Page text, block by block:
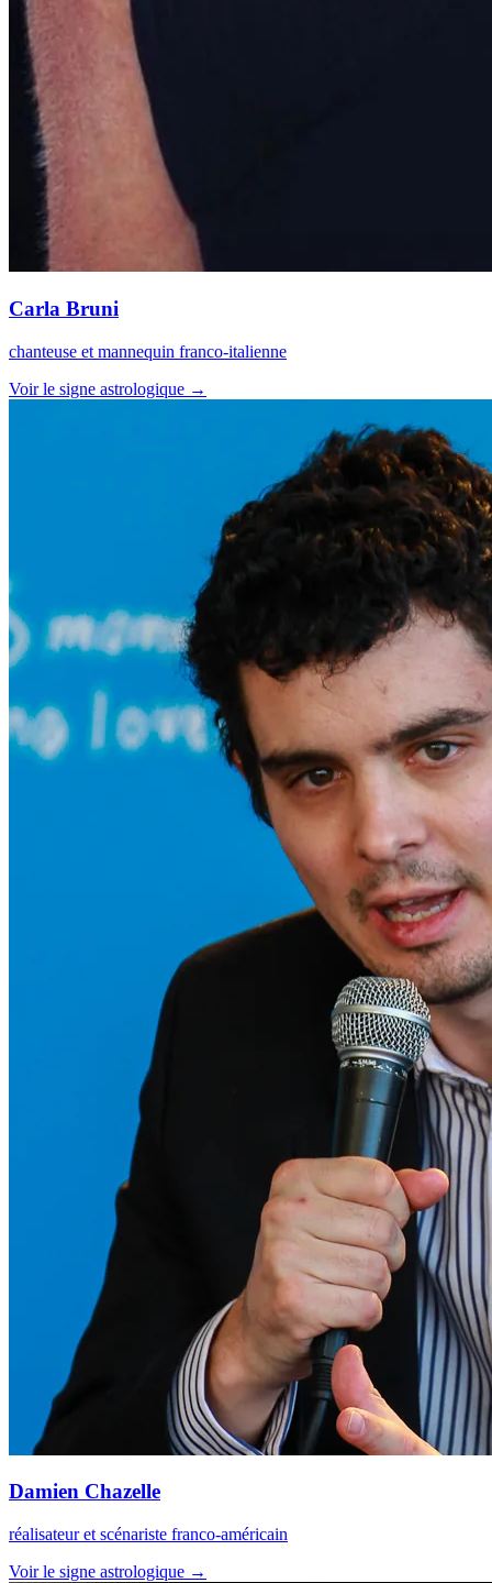
Carla Bruni
chanteuse et mannequin franco-italienne
Voir le signe astrologique →
Damien Chazelle
réalisateur et scénariste franco-américain
Voir le signe astrologique →